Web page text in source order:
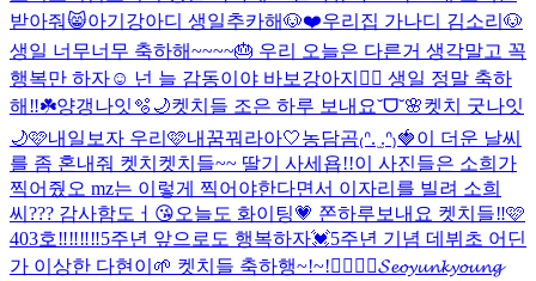
받아줘😸아기강아디 생일추카해🐶❤️우리집 가나디 김소리🐶
생일 너무너무 축하해~~~~🎂 우리 오늘은 다른거 생각말고 꼭
행복만 하자☺️ 넌 늘 감동이야 바보강아지❤️‍🔥 생일 정말 축하
해‼️☘️양갱나잇🫧🌙켓치들 조은 하루 보내요˘ᗜ˘🌸켓치 굿나잇
🌙🩷내일보자 우리🩷내꿈꿔라아🤍농담곰₍ᐢ. ̫.ᐢ₎🍓이 더운 날씨
를 좀 혼내줘 켓치 켓치들~~ 딸기 사세욥!!이 사진들은 소희가
찍어줬오 mz는 이렇게 찍어야한다면서 이자리를 빌려 소희
씨??? 감사함도ㅓ😘오늘도 화이팅💗 쫀하루보내요 켓치들‼️🩷
403호‼️‼️‼️‼️5주년 앞으로도 행복하자💓5주년 기념 데뷔초 어딘
가 이상한 다현이🌱 켓치들 축하행~!~!❤️‍🔥❤️‍🔥𝓢𝓮𝓸𝔂𝓾𝓷𝓴𝔂𝓸𝓾𝓷𝓰